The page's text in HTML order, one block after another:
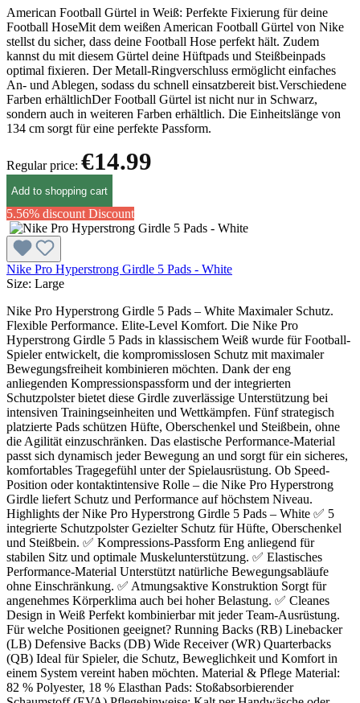
American Football Gürtel in Weiß: Perfekte Fixierung für deine
Football HoseMit dem weißen American Football Gürtel von Nike
stellst du sicher, dass deine Football Hose perfekt hält. Zudem
kannst du mit diesem Gürtel deine Hüftpads und Steißbeinpads
optimal fixieren. Der Metall-Ringverschluss ermöglicht einfaches
An- und Ablegen, sodass du schnell einsatzbereit bist.Verschiedene
Farben erhältlichDer Football Gürtel ist nicht nur in Schwarz,
sondern auch in weiteren Farben erhältlich. Die Einheitslänge von
134 cm sorgt für eine perfekte Passform.
Regular price: €14.99
Add to shopping cart
5.56% discount Discount
Nike Pro Hyperstrong Girdle 5 Pads - White
Size: Large
Nike Pro Hyperstrong Girdle 5 Pads – White Maximaler Schutz.
Flexible Performance. Elite-Level Komfort. Die Nike Pro
Hyperstrong Girdle 5 Pads in klassischem Weiß wurde für Football-
Spieler entwickelt, die kompromisslosen Schutz mit maximaler
Bewegungsfreiheit kombinieren möchten. Dank der eng
anliegenden Kompressionspassform und der integrierten
Schutzpolster bietet diese Girdle zuverlässige Unterstützung bei
intensiven Trainingseinheiten und Wettkämpfen. Fünf strategisch
platzierte Pads schützen Hüfte, Oberschenkel und Steißbein, ohne
die Agilität einzuschränken. Das elastische Performance-Material
passt sich dynamisch jeder Bewegung an und sorgt für ein sicheres,
komfortables Tragegefühl unter der Spielausrüstung. Ob Speed-
Position oder kontaktintensive Rolle – die Nike Pro Hyperstrong
Girdle liefert Schutz und Performance auf höchstem Niveau.
Highlights der Nike Pro Hyperstrong Girdle 5 Pads – White ✅ 5
integrierte Schutzpolster Gezielter Schutz für Hüfte, Oberschenkel
und Steißbein. ✅ Kompressions-Passform Eng anliegend für
stabilen Sitz und optimale Muskelunterstützung. ✅ Elastisches
Performance-Material Unterstützt natürliche Bewegungsabläufe
ohne Einschränkung. ✅ Atmungsaktive Konstruktion Sorgt für
angenehmes Körperklima auch bei hoher Belastung. ✅ Cleanes
Design in Weiß Perfekt kombinierbar mit jeder Team-Ausrüstung.
Für welche Positionen geeignet? Running Backs (RB) Linebacker
(LB) Defensive Backs (DB) Wide Receiver (WR) Quarterbacks
(QB) Ideal für Spieler, die Schutz, Beweglichkeit und Komfort in
einem System vereint haben möchten. Material & Pflege Material:
82 % Polyester, 18 % Elasthan Pads: Stoßabsorbierender